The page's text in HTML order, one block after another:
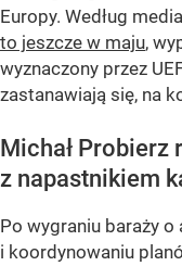
Europy. Według
to jeszcze w maju,
wyznaczony przez
zastanawiają się, na
Michał Probierz
z napastnikiem
Po wygraniu baraży o
i koordynowaniu